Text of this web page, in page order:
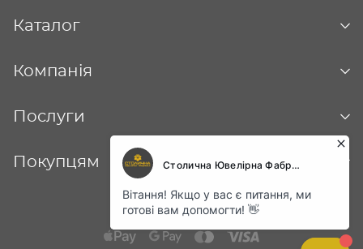
Каталог
Компанія
Послуги
Покупцям